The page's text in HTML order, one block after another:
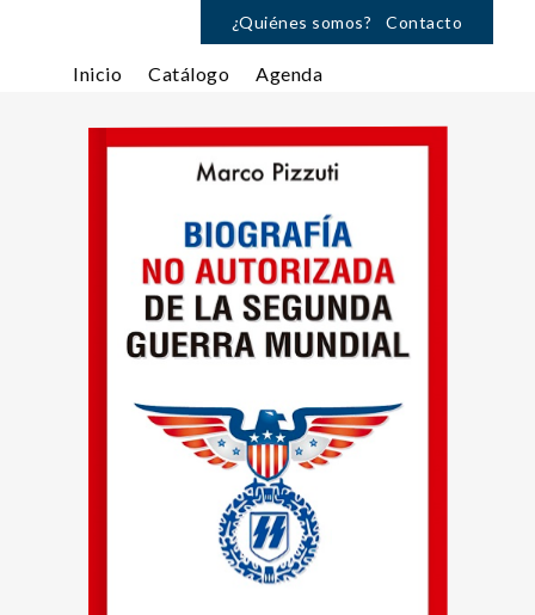
¿Quiénes somos? Contacto
Inicio Catálogo Agenda